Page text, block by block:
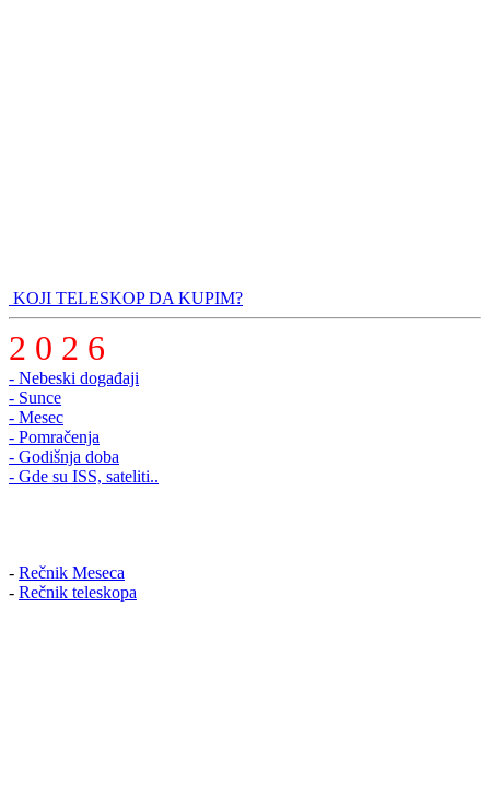
KOJI TELESKOP DA KUPIM?
2 0 2 6
- Nebeski događaji
- Sunce
- Mesec
- Pomračenja
- Godišnja doba
- Gde su ISS, sateliti..
- Rečnik Meseca
- Rečnik teleskopa